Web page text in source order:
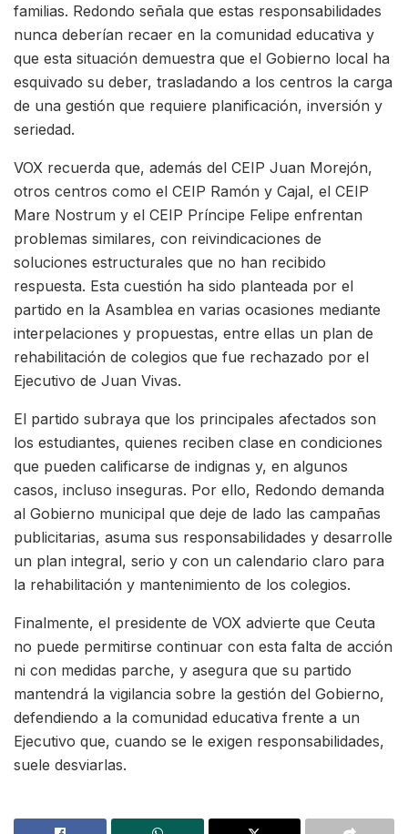
familias. Redondo señala que estas responsabilidades
nunca deberían recaer en la comunidad educativa y
que esta situación demuestra que el Gobierno local ha
esquivado su deber, trasladando a los centros la carga
de una gestión que requiere planificación, inversión y
seriedad.
VOX recuerda que, además del CEIP Juan Morejón,
otros centros como el CEIP Ramón y Cajal, el CEIP
Mare Nostrum y el CEIP Príncipe Felipe enfrentan
problemas similares, con reivindicaciones de
soluciones estructurales que no han recibido
respuesta. Esta cuestión ha sido planteada por el
partido en la Asamblea en varias ocasiones mediante
interpelaciones y propuestas, entre ellas un plan de
rehabilitación de colegios que fue rechazado por el
Ejecutivo de Juan Vivas.
El partido subraya que los principales afectados son
los estudiantes, quienes reciben clase en condiciones
que pueden calificarse de indignas y, en algunos
casos, incluso inseguras. Por ello, Redondo demanda
al Gobierno municipal que deje de lado las campañas
publicitarias, asuma sus responsabilidades y desarrolle
un plan integral, serio y con un calendario claro para
la rehabilitación y mantenimiento de los colegios.
Finalmente, el presidente de VOX advierte que Ceuta
no puede permitirse continuar con esta falta de acción
ni con medidas parche, y asegura que su partido
mantendrá la vigilancia sobre la gestión del Gobierno,
defendiendo a la comunidad educativa frente a un
Ejecutivo que, cuando se le exigen responsabilidades,
suele desviarlas.